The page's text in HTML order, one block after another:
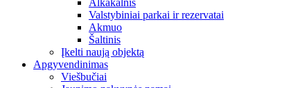
Alkakalnis
Valstybiniai parkai ir rezervatai
Akmuo
Šaltinis
Įkelti naują objektą
Apgyvendinimas
Viešbučiai